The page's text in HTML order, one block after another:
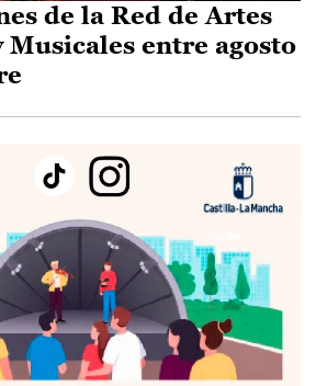
de la Red de Artes
Musicales entre agosto